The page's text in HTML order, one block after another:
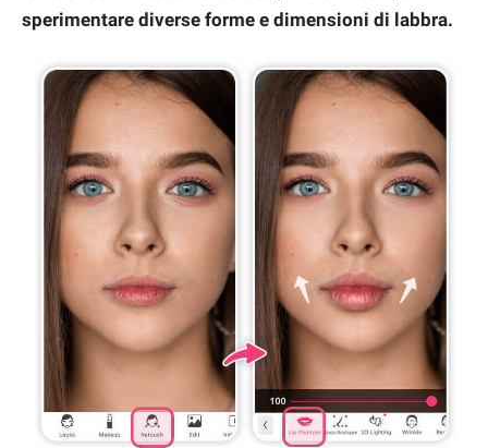
sperimentare diverse forme e dimensioni di labbra.